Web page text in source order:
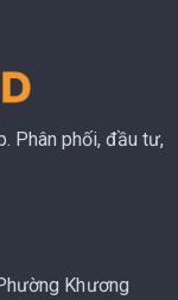
Phân phối, đầu tư,
Khương